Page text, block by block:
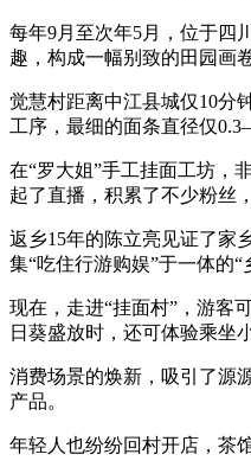
每年9月至次年5月，位于四
趣，构成一幅别致的田园画卷
觉慧村距离中江县城仅10分
工序，最细的面条直径仅
在“罗大姐”手工挂面工坊，
起了直播，积累了不少粉丝
返乡15年的陈立亮见证了家
集“吃住行游购娱”于一体的“
现在，走进“挂面村”，游客
日葵盛放时，还可体验乘坐
消费场景的焕新，吸引了源
产品。
年轻人也纷纷回村开店，茶